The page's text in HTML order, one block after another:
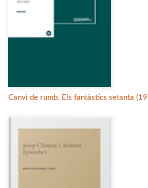
Canvi de rumb. Els fantàstics setanta